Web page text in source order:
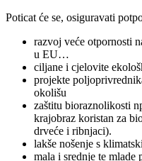
Poticat će se, osiguravati
razvoj veće otpornosti
u EU…
ciljane i cjelovite
projekte
okolišu
zaštitu bioraznolikosti
krajobraz koristan za
drveće i ribnjaci).
lakše nošenje s
mala i srednje te